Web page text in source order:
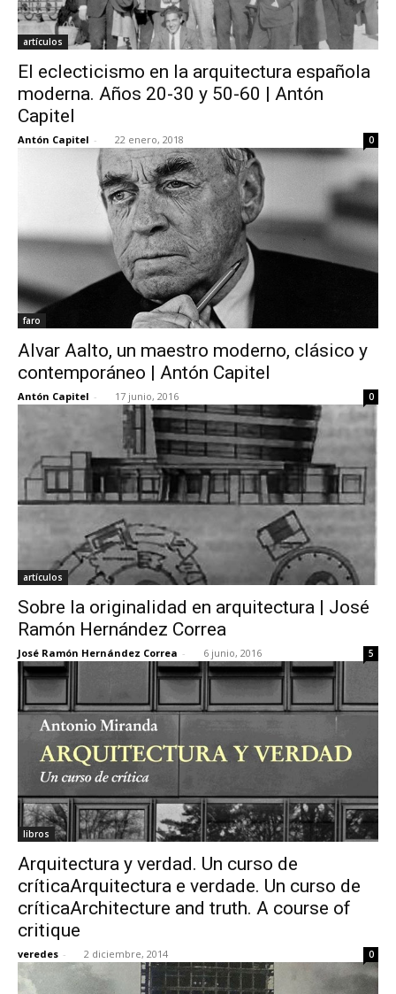
artículos
El eclecticismo en la arquitectura española
moderna. Años 20-30 y 50-60 | Antón
Capitel
Antón Capitel - 22 enero, 2018 0
faro
Alvar Aalto, un maestro moderno, clásico y
contemporáneo | Antón Capitel
Antón Capitel - 17 junio, 2016 0
artículos
Sobre la originalidad en arquitectura | José
Ramón Hernández Correa
José Ramón Hernández Correa - 6 junio, 2016 5
libros
Arquitectura y verdad. Un curso de
críticaArquitectura e verdade. Un curso de
críticaArchitecture and truth. A course of
critique
veredes - 2 diciembre, 2014 0